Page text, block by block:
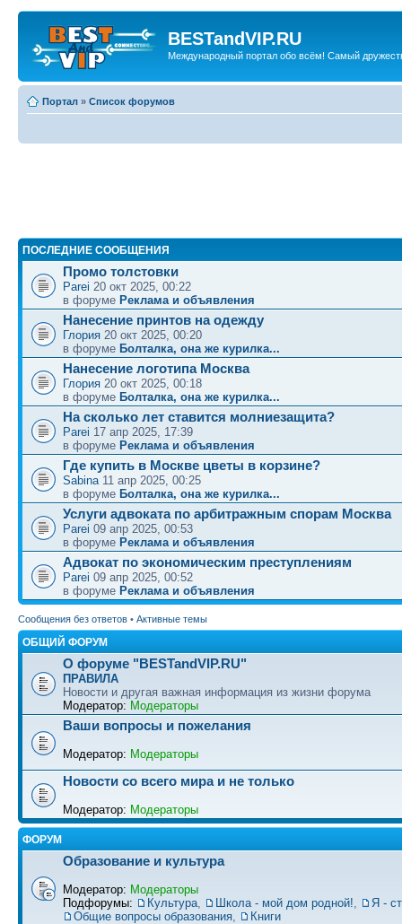
BESTandVIP.RU
Международный портал обо всём! Самый
Портал » Список форумов
ПОСЛЕДНИЕ СООБЩЕНИЯ
Промо толстовки
Parei 20 окт 2025, 00:22
в форуме Реклама и объявления
Нанесение принтов на одежду
Глория 20 окт 2025, 00:20
в форуме Болталка, она же курилка...
Нанесение логотипа Москва
Глория 20 окт 2025, 00:18
в форуме Болталка, она же курилка...
На сколько лет ставится молниезащита?
Parei 17 апр 2025, 17:39
в форуме Реклама и объявления
Где купить в Москве цветы в корзине?
Sabina 11 апр 2025, 00:25
в форуме Болталка, она же курилка...
Услуги адвоката по арбитражным спорам Москва
Parei 09 апр 2025, 00:53
в форуме Реклама и объявления
Адвокат по экономическим преступлениям
Parei 09 апр 2025, 00:52
в форуме Реклама и объявления
Сообщения без ответов • Активные темы
ОБЩИЙ ФОРУМ
О форуме "BESTandVIP.RU"
ПРАВИЛА
Новости и другая важная информация из жизни форума
Модератор: Модераторы
Ваши вопросы и пожелания
Модератор: Модераторы
Новости со всего мира и не только
Модератор: Модераторы
ФОРУМ
Образование и культура
Модератор: Модераторы
Подфорумы:
Культура Школа - мой дом родной!
Я -
Общие вопросы образования
Книги